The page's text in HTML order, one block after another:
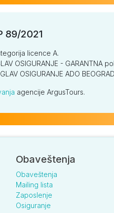
89/2021
licence A.
OSIGURANJE -
OSIGURANJE ADO
agencije ArgusTours.
Obaveštenja
Obaveštenja
Mailing lista
Zaposlenje
Osiguranje